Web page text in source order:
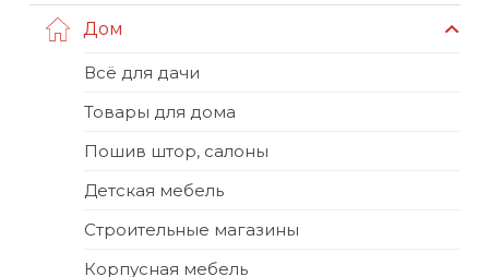
Дом
Всё для дачи
Товары для дома
Пошив штор, салоны
Детская мебель
Строительные магазины
Корпусная мебель